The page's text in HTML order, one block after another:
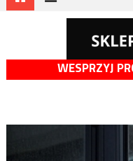
WESPRZYJ